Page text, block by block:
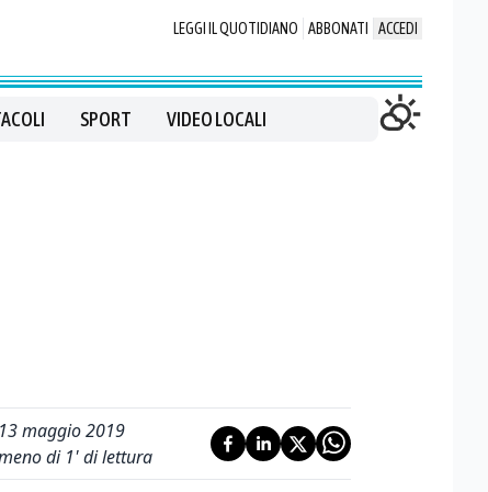
LEGGI IL QUOTIDIANO ABBONATI ACCEDI
SPORT VIDEO LOCALI
13 maggio 2019
di 1' di lettura